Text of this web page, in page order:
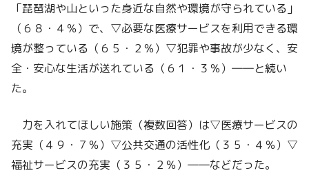
「琵琶湖や山といった身近な自然や環境が守られている」
（６８・４％）で、▽必要な医療サービスを利用できる環
境が整っている（６５・２％）▽犯罪や事故が少なく、安
全・安心な生活が送れている（６１・３％）――と続い
た。
力を入れてほしい施策（複数回答）は▽医療サービスの
充実（４９・７％）▽公共交通の活性化（３５・４％）▽
福祉サービスの充実（３５・２％）――などだった。